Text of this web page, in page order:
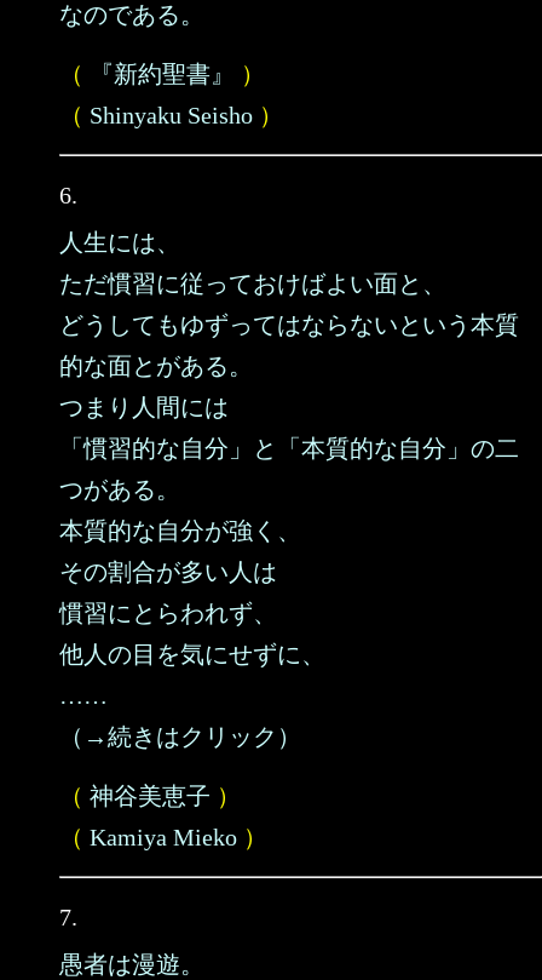
なのである。
（ 『新約聖書』
）
（ Shinyaku Seisho ）
6.
人生には、
ただ慣習に従っておけばよい面と、
どうしてもゆずってはならないという本質
的な面とがある。
つまり人間には
「慣習的な自分」と「本質的な自分」の二
つがある。
本質的な自分が強く、
その割合が多い人は
慣習にとらわれず、
他人の目を気にせずに、
……
（→続きはクリック）
（ 神谷美恵子 ）
（ Kamiya Mieko ）
7.
愚者は漫遊。